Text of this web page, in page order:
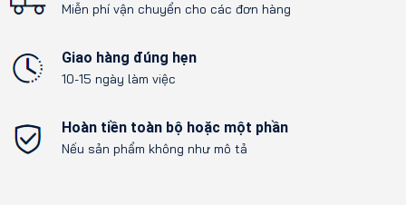
Miễn phí vận chuyển cho các đơn hàng
Giao hàng đúng hẹn
10-15 ngày làm việc
Hoàn tiền toàn bộ hoặc một phần
Nếu sản phẩm không như mô tả